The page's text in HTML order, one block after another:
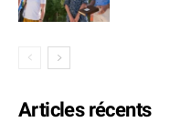
Articles récents